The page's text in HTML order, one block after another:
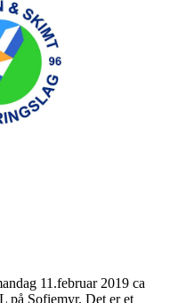
11.februar 2019 ca
på Sofiemyr. Det er et